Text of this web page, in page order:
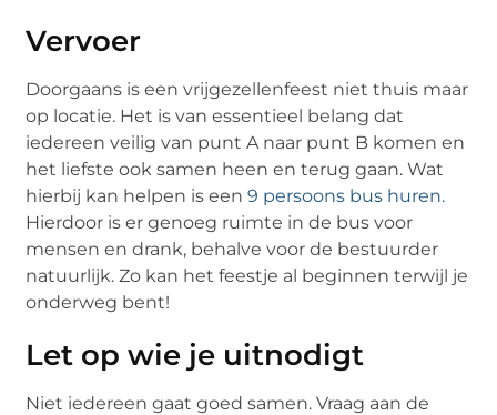
Vervoer
Doorgaans is een vrijgezellenfeest niet thuis maar
op locatie. Het is van essentieel belang dat
iedereen veilig van punt A naar punt B komen en
het liefste ook samen heen en terug gaan. Wat
hierbij kan helpen is een9 persoons bus huren.
Hierdoor is er genoeg ruimte in de bus voor
mensen en drank, behalve voor de bestuurder
natuurlijk. Zo kan het feestje al beginnen terwijl je
onderweg bent!
Let op wie je uitnodigt
Niet iedereen gaat goed samen. Vraag aan de